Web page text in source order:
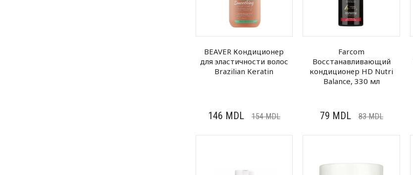
BEAVER Кондиционер
для эластичности волос
Brazilian Keratin
146 MDL 154MDL
Farcom
Восстанавливающий
кондиционер HD Nutri
Balance, 330 мл
79 MDL 83MDL